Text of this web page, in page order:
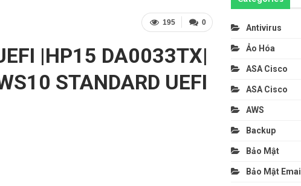
0
195
|HP15 DA0033TX|
STANDARD UEFI
Antivirus
Ảo Hóa
ASA Cisco
ASA Cisco
AWS
Backup
Bảo Mật
Bảo Mật Email